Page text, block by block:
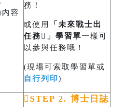
務！
或使用
「未來戰士出
任務」學習單一樣可
以參與任務哦！
(現場可索取學習單或
自行列印)
STEP 2. 博士日誌